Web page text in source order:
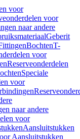
voor
voor
naar andere
Geberit
BochtenT-
voor
Reserveonderdelen
Speciale
voor
naar andere
voor
Aansluitstukken
Aansluitstukken